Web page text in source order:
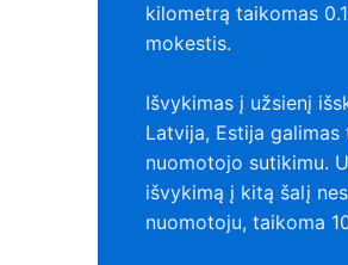
kilometrą taikomas
mokestis.
Išvykimas į užsienį
Latvija, Estija
nuomotojo sutikimu.
išvykimą į kitą šalį
nuomotoju, taikoma